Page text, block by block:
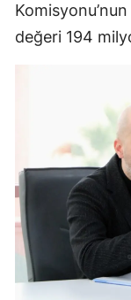
değeri 194